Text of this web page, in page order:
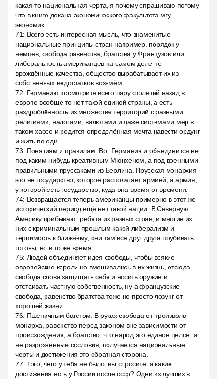
какая-то национальная черта, я почему спрашиваю потому
что в книге декана экономического факультета мгу
экономик.
71: Всего есть интересная мысль, что знаменитые
национальные принципы стран например, порядок у
немцев, свобода равенства, братства у Французов или
либеральность американцев на самом деле не
врождённые качества, общество вырабатывает их из
собственных недостатков возьмём.
72: Германию посмотрите всего пару столетий назад в
европе вообще то нет такой единой страны, а есть
раздроблённость из множества территорий с разными
религиями, налогами, валютами и даже системами мер в
таком хаосе и родится определённая мечта навести ордунг
и жить по еди.
73: Понятиям и правилам. Вот Германия и объединится не
под каким-нибудь креативным Мюнхеном, а под военными
правильными пруссаками из Берлина. Прусская монархия
это не государство, которое располагает армией, а армия,
у которой есть государство, куда она время от времени.
74: Возвращается теперь американцы примерно в этот же
исторический период ещё нет такой нации. В Северную
Америку прибывают ребята из разных стран, и многие из
них с криминальным прошлым какой либерализм и
терпимость к ближнему, они там все друг друга поубивать
готовы, но в то же время.
75: Людей объединяет идея свободы, чтобы всякие
европейские короли не вмешивались в их жизнь, отсюда
свобода слова защищать себя и носить оружие и
отстаивать частную собственность, ну а французские
свобода, равенство братства тоже не просто лозунг от
хорошей жизни.
76: Пшеничным багетом. В руках свобода от произвола
монарха, равенство перед законом вне зависимости от
происхождения, а братство, что народ это единое целое, а
не разрозненные сословия, получается национальные
черты и достижения это обратная сторона.
77: Того, чего у тебя не было, вы спросите, а какие
достижения есть у России после ссср? Одни из лучших в